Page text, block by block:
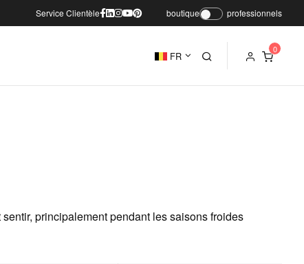
Service Clientèle boutique professionnels
FR
principalement pendant les saisons froides